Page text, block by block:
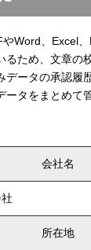
Word、Excel
るため、文章の
データの承認履
ータをまとめて
会社名
所在地